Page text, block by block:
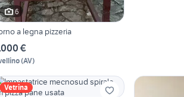
6
a legna pizzeria
€
(AV)
Vetrina